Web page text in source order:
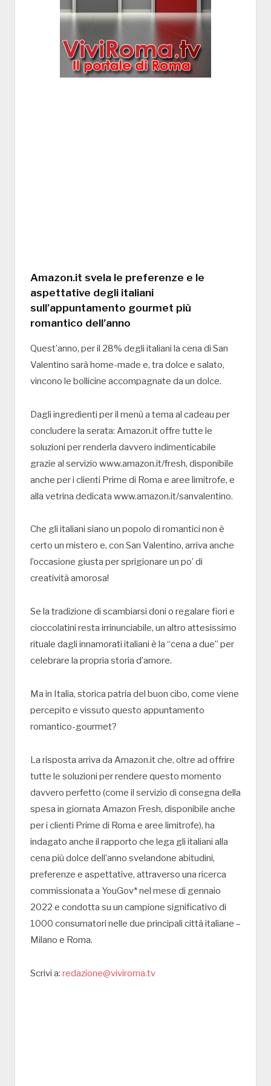
Amazon.it svela le preferenze e le
aspettative degli italiani
sull’appuntamento gourmet più
romantico dell’anno
Quest’anno, per il 28% degli italiani la cena di San
Valentino sarà home-made e, tra dolce e salato,
vincono le bollicine accompagnate da un dolce.
Dagli ingredienti per il menù a tema al cadeau per
concludere la serata: Amazon.it offre tutte le
soluzioni per renderla davvero indimenticabile
grazie al servizio www.amazon.it/fresh, disponibile
anche per i clienti Prime di Roma e aree limitrofe, e
alla vetrina dedicata www.amazon.it/sanvalentino.
Che gli italiani siano un popolo di romantici non è
certo un mistero e, con San Valentino, arriva anche
l’occasione giusta per sprigionare un po’ di
creatività amorosa!
Se la tradizione di scambiarsi doni o regalare fiori e
cioccolatini resta irrinunciabile, un altro attesissimo
rituale dagli innamorati italiani è la “cena a due” per
celebrare la propria storia d’amore.
Ma in Italia, storica patria del buon cibo, come viene
percepito e vissuto questo appuntamento
romantico-gourmet?
La risposta arriva da Amazon.it che, oltre ad offrire
tutte le soluzioni per rendere questo momento
davvero perfetto (come il servizio di consegna della
spesa in giornata Amazon Fresh, disponibile anche
per i clienti Prime di Roma e aree limitrofe), ha
indagato anche il rapporto che lega gli italiani alla
cena più dolce dell’anno svelandone abitudini,
preferenze e aspettative, attraverso una ricerca
commissionata a YouGov* nel mese di gennaio
2022 e condotta su un campione significativo di
1000 consumatori nelle due principali città italiane –
Milano e Roma.
Scrivi a: redazione@viviroma.tv